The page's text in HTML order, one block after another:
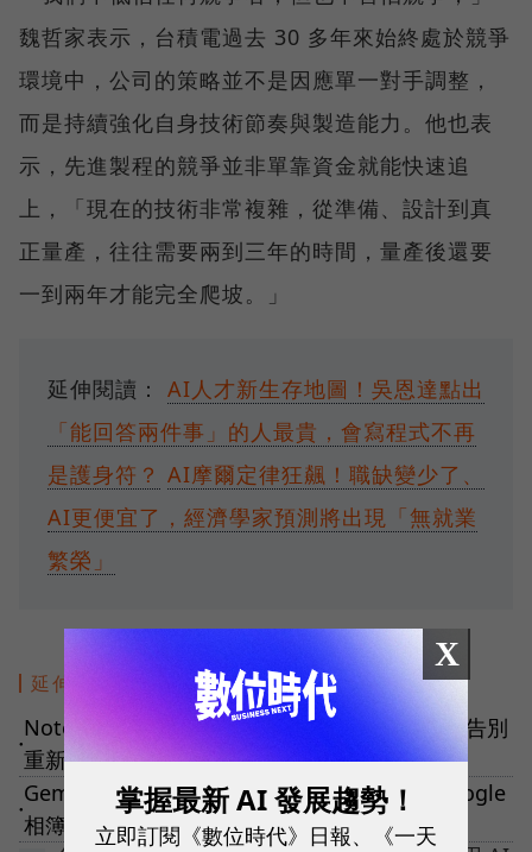
魏哲家表示，台積電過去 30 多年來始終處於競爭
環境中，公司的策略並不是因應單一對手調整，
而是持續強化自身技術節奏與製造能力。他也表
示，先進製程的競爭並非單靠資金就能快速追
上，「現在的技術非常複雜，從準備、設計到真
正量產，往往需要兩到三年的時間，量產後還要
一到兩年才能完全爬坡。」
延伸閱讀： AI人才新生存地圖！吳恩達點出
「能回答兩件事」的人最貴，會寫程式不再
是護身符？ AI摩爾定律狂飆！職缺變少了、
AI更便宜了，經濟學家預測將出現「無就業
繁榮」
延伸閱讀
●
NotebookLM簡報文字怎麼修改？3個方法讓你告別
重新生成，免費版就能用！
●
Gemini大升級！可串連YouTube、Gmail、Google
相簿等個資，化身「最懂你」的專屬助理
X
掌握最新 AI 發展趨勢！
立即訂閱《數位時代》日報、《一天